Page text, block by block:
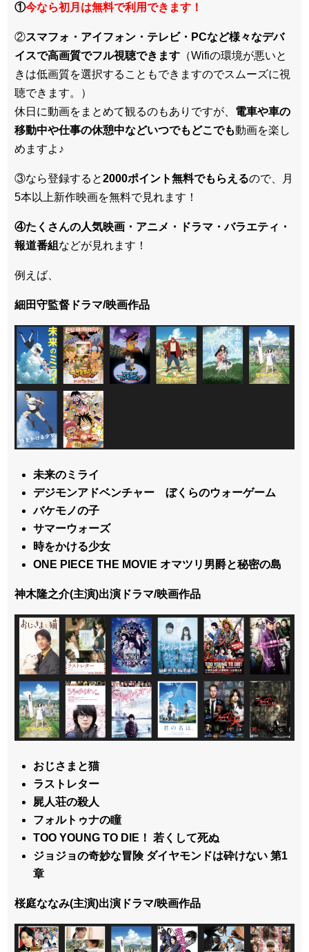
①今なら初月は無料で利用できます！
②スマフォ・アイフォン・テレビ・PCなど様々なデバ
イスで高画質でフル視聴できます （Wifiの環境が悪いと
きは低画質を選択することもできますのでスムーズに視
聴できます。）
休日に動画をまとめて観るのもありですが、 電車や車の
移動中や仕事の休憩中などいつでもどこでも動画を楽し
めますよ♪
③なら登録すると2000ポイント無料でもらえるので、月
5本以上新作映画を無料で見れます！
④たくさんの人気映画・アニメ・ドラマ・バラエティ・
報道番組 などが見れます！
例えば、
細田守監督ドラマ/映画作品
未来のミライ
デジモンアドベンチャー ぼくらのウォーゲーム
バケモノの子
サマーウォーズ
時をかける少女
ONE PIECE THE MOVIE オマツリ男爵と秘密の島
神木隆之介(主演)出演ドラマ/映画作品
おじさまと猫
ラストレター
屍人荘の殺人
フォルトゥナの瞳
TOO YOUNG TO DIE！ 若くして死ぬ
ジョジョの奇妙な冒険 ダイヤモンドは砕けない 第1
章
桜庭ななみ(主演)出演ドラマ/映画作品